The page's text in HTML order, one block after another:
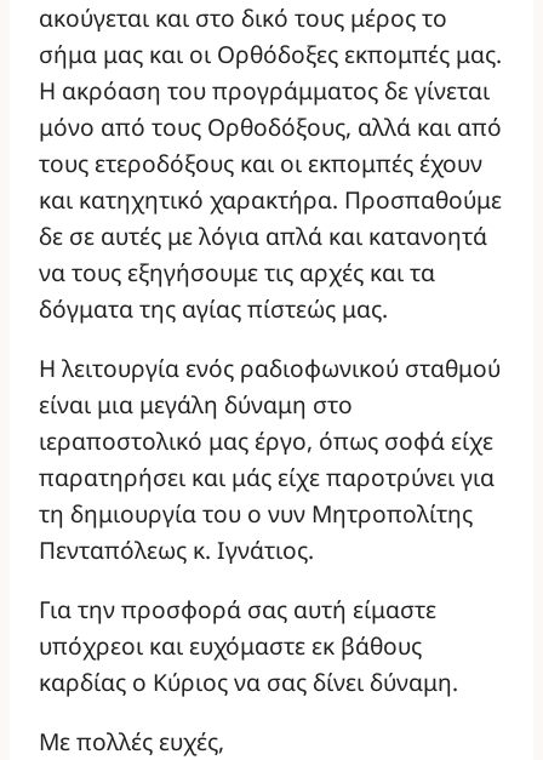
ακούγεται και στο δικό τους μέρος το
σήμα μας και οι Ορθόδοξες εκπομπές μας.
Η ακρόαση του προγράμματος δε γίνεται
μόνο από τους Ορθοδόξους, αλλά και από
τους ετεροδόξους και οι εκπομπές έχουν
και κατηχητικό χαρακτήρα. Προσπαθούμε
δε σε αυτές με λόγια απλά και κατανοητά
να τους εξηγήσουμε τις αρχές και τα
δόγματα της αγίας πίστεώς μας.
Η λειτουργία ενός ραδιοφωνικού σταθμού
είναι μια μεγάλη δύναμη στο
ιεραποστολικό μας έργο, όπως σοφά είχε
παρατηρήσει και μάς είχε παροτρύνει για
τη δημιουργία του ο νυν Μητροπολίτης
Πενταπόλεως κ. Ιγνάτιος.
Για την προσφορά σας αυτή είμαστε
υπόχρεοι και ευχόμαστε εκ βάθους
καρδίας ο Κύριος να σας δίνει δύναμη.
Με πολλές ευχές,